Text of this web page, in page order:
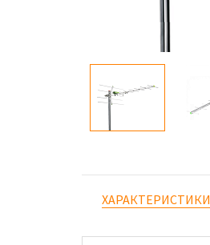
ХАРАКТЕРИСТИКИ